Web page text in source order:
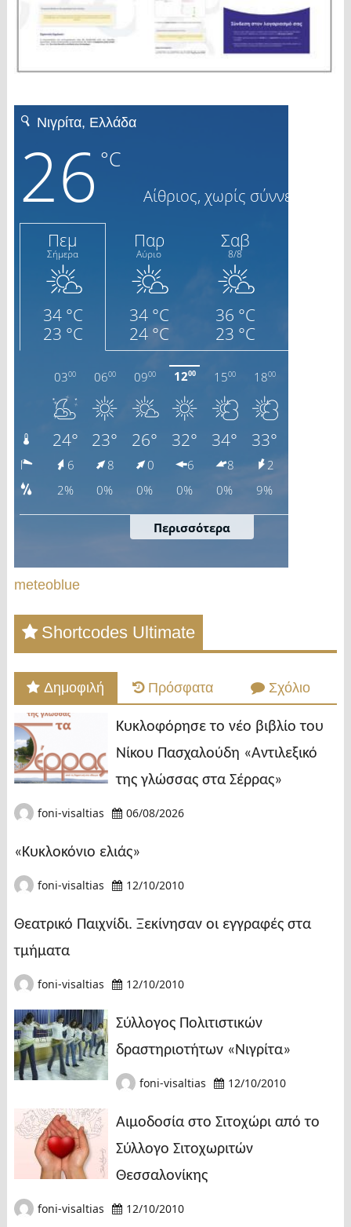
meteoblue
Shortcodes Ultimate
Δημοφιλή Πρόσφατα Σχόλιο
Κυκλοφόρησε το νέο βιβλίο του
Νίκου Πασχαλούδη «Αντιλεξικό
της γλώσσας στα Σέρρας»
foni-visaltias 06/08/2026
«Κυκλοκόνιο ελιάς»
foni-visaltias 12/10/2010
Θεατρικό Παιχνίδι. Ξεκίνησαν οι εγγραφές στα
τμήματα
foni-visaltias 12/10/2010
Σύλλογος Πολιτιστικών
δραστηριοτήτων «Νιγρίτα»
foni-visaltias 12/10/2010
Αιμοδοσία στο Σιτοχώρι από το
Σύλλογο Σιτοχωριτών
Θεσσαλονίκης
foni-visaltias 12/10/2010